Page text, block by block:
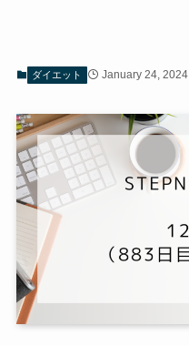
ダイエット January 24, 2024